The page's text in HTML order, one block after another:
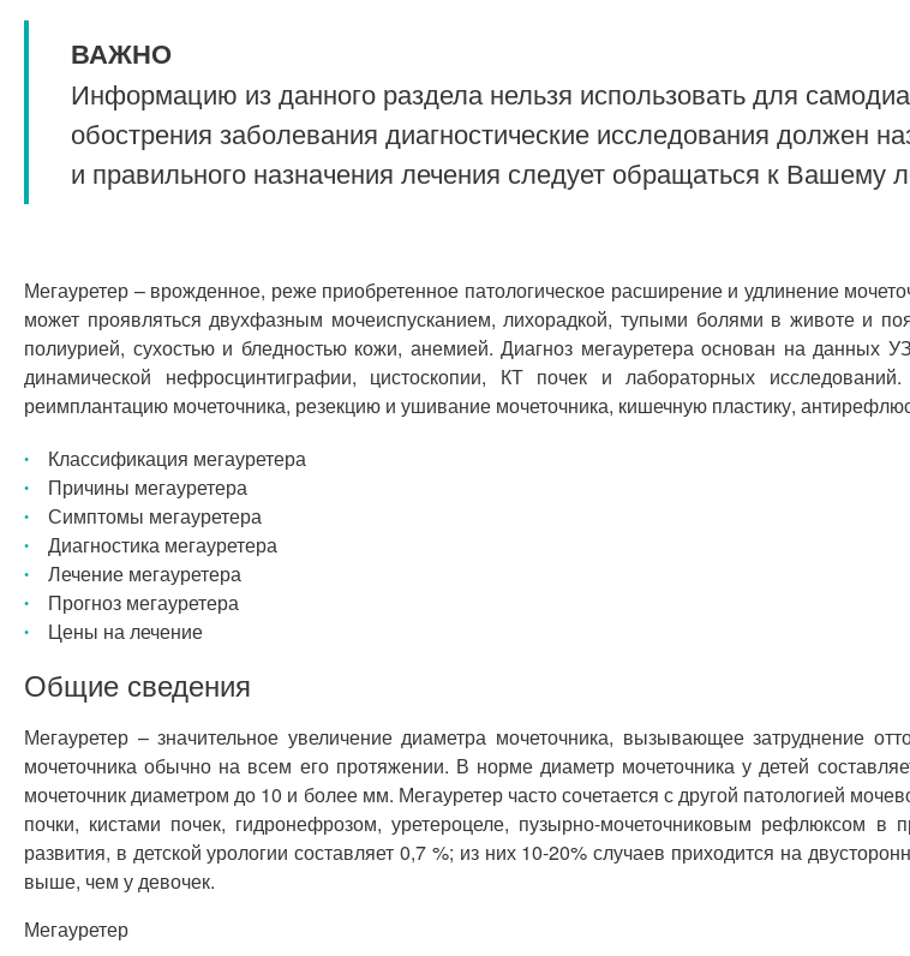
ВАЖНО
Информацию из данного раздела нельзя использовать для
обострения заболевания диагностические исследования должен
и правильного назначения лечения следует обращаться к Вашему
Мегауретер – врожденное, реже приобретенное патологическое расширение и удлинение
может проявляться двухфазным мочеиспусканием, лихорадкой, тупыми болями в животе и
полиурией, сухостью и бледностью кожи, анемией. Диагноз мегауретера основан на данных
динамической нефросцинтиграфии, цистоскопии, КТ почек и лабораторных
реимплантацию мочеточника, резекцию и ушивание мочеточника, кишечную пластику,
Классификация мегауретера
Причины мегауретера
Симптомы мегауретера
Диагностика мегауретера
Лечение мегауретера
Прогноз мегауретера
Цены на лечение
Общие сведения
Мегауретер – значительное увеличение диаметра мочеточника, вызывающее затруднение
мочеточника обычно на всем его протяжении. В норме диаметр мочеточника у детей
мочеточник диаметром до 10 и более мм. Мегауретер часто сочетается с другой патологией
почки, кистами почек, гидронефрозом, уретероцеле, пузырно-мочеточниковым рефлюксом в
развития, в детской урологии составляет 0,7 %; из них 10-20% случаев приходится на
выше, чем у девочек.
Мегауретер